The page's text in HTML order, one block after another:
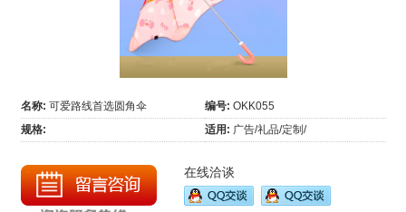
名称: 可爱路线首选圆角伞 编号: OKK055
规格:
适用: 广告/礼品/定制/
在线洽谈